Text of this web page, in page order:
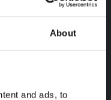
About
and ads, to
registrados en